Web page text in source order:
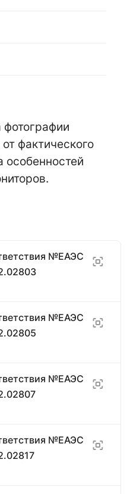
фактического
особенностей
№ЕАЭС
№ЕАЭС
№ЕАЭС
№ЕАЭС